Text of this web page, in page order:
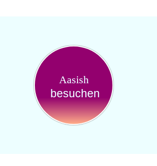
Aasish
besuchen